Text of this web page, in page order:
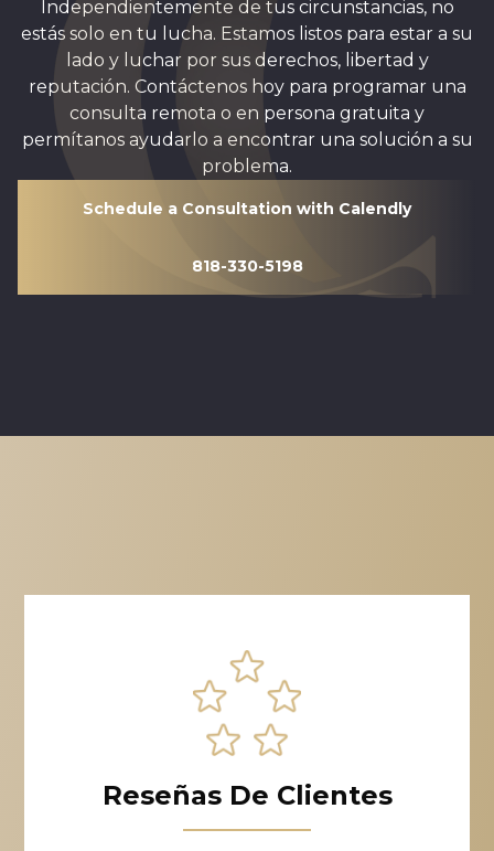
Independientemente de tus circunstancias, no
estás solo en tu lucha. Estamos listos para estar a su
lado y luchar por sus derechos, libertad y
reputación. Contáctenos hoy para programar una
consulta remota o en persona gratuita y
permítanos ayudarlo a encontrar una solución a su
problema.
Schedule a Consultation with Calendly
818-330-5198
Reseñas De Clientes